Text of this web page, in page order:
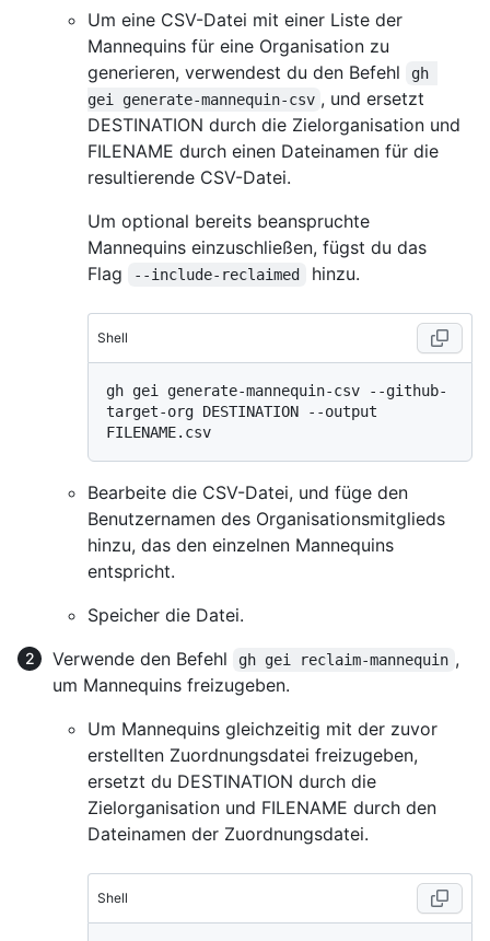
Um eine CSV-Datei mit einer Liste der
Mannequins für eine Organisation zu
generieren, verwendest du den Befehl
gh
gei generate-mannequin-csv , und ersetzt
DESTINATION durch die Zielorganisation und
FILENAME durch einen Dateinamen für die
resultierende CSV-Datei.
Um optional bereits beanspruchte
Mannequins einzuschließen, fügst du das
Flag
--include-reclaimed hinzu.
Shell
gh gei generate-mannequin-csv --github-
target-org DESTINATION --output
Bearbeite die CSV-Datei, und füge den
Benutzernamen des Organisationsmitglieds
hinzu, das den einzelnen Mannequins
entspricht.
Speicher die Datei.
Verwende den Befehl
gh gei reclaim-mannequin ,
um Mannequins freizugeben.
Um Mannequins gleichzeitig mit der zuvor
erstellten Zuordnungsdatei freizugeben,
ersetzt du DESTINATION durch die
Zielorganisation und FILENAME durch den
Dateinamen der Zuordnungsdatei.
Shell